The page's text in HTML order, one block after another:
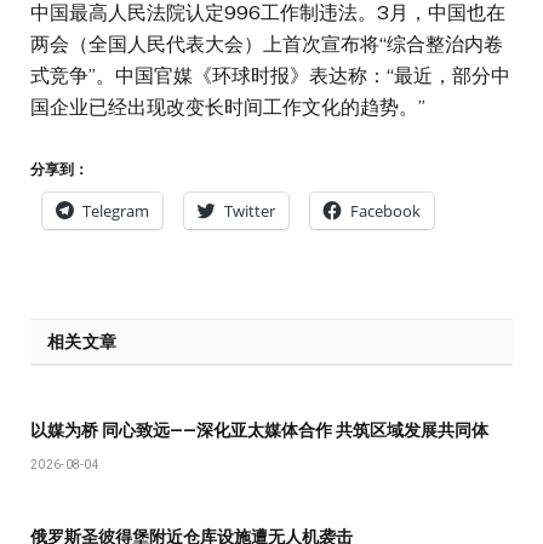
中国最高人民法院认定996工作制违法。3月，中国也在
两会（全国人民代表大会）上首次宣布将“综合整治内卷
式竞争”。中国官媒《环球时报》表达称：“最近，部分中
国企业已经出现改变长时间工作文化的趋势。”
分享到：
Telegram Twitter Facebook
相关文章
以媒为桥 同心致远——深化亚太媒体合作 共筑区域发展共同体
2026-08-04
俄罗斯圣彼得堡附近仓库设施遭无人机袭击